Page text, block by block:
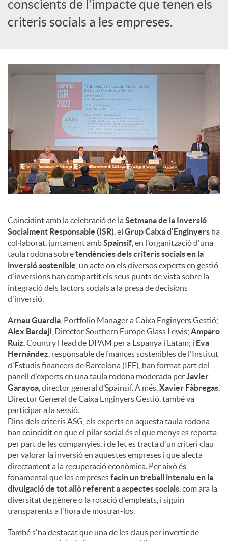
conscients de l'impacte que tenen els
criteris socials a les empreses.
Coincidint amb la celebració de laSetmana de la Inversió
Socialment Responsable (ISR) , el Grup Caixa d'Enginyers ha
col·laborat, juntament ambSpainsif , en l'organització d'una
taula rodona sobretendències dels criteris socials en la
inversió sostenible , un acte on els diversos experts en gestió
d'inversions han compartit els seus punts de vista sobre la
integració dels factors socials a la presa de decisions
d'inversió.
Arnau Guardia , Portfolio Manager a Caixa Enginyers Gestió;
Alex Bardaji , Director Southern Europe Glass Lewis; Amparo
Ruiz , Country Head de DPAM per a Espanya i Latam; i Eva
Hernández , responsable de finances sostenibles de l'Institut
d'Estudis financers de Barcelona (IEF), han format part del
panell d'experts en una taula rodona moderada perJavier
Garayoa , director general d’Spainsif. A més, Xavier Fàbregas
Director General de Caixa Enginyers Gestió, també va
participar a la sessió.
Dins dels criteris ASG, els experts en aquesta taula rodona
han coincidit en que el pilar social és el que menys es reporta
per part de les companyies, i de fet es tracta d'un criteri clau
per valorar la inversió en aquestes empreses i que afecta
directament a la recuperació econòmica. Per això és
fonamental que les empresesfacin un treball intensiu en la
divulgació de tot allò referent a aspectes socials , com ara la
diversitat de gènere o la rotació d'empleats, i siguin
transparents a l'hora de mostrar-los.
També s'ha destacat que una de les claus per invertir de